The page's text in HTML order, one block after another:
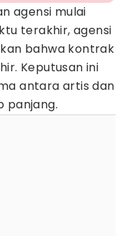
agensi mulai
terakhir, agensi
bahwa kontrak
Keputusan ini
antara artis dan
panjang.